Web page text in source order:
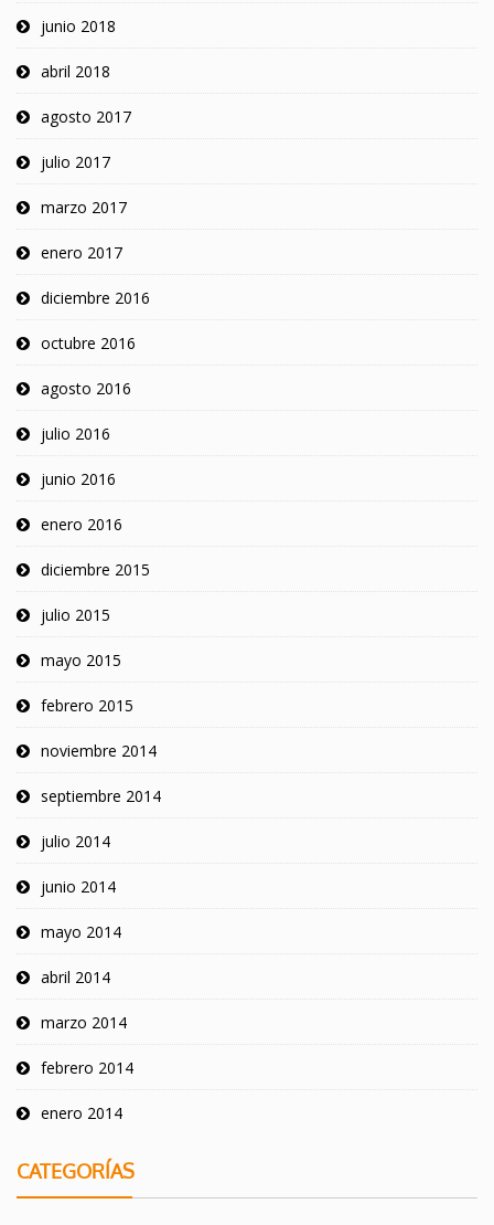
junio 2018
abril 2018
agosto 2017
julio 2017
marzo 2017
enero 2017
diciembre 2016
octubre 2016
agosto 2016
julio 2016
junio 2016
enero 2016
diciembre 2015
julio 2015
mayo 2015
febrero 2015
noviembre 2014
septiembre 2014
julio 2014
junio 2014
mayo 2014
abril 2014
marzo 2014
febrero 2014
enero 2014
CATEGORÍAS